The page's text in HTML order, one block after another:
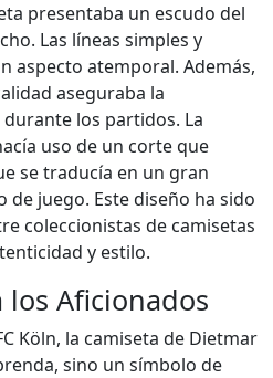
presentaba un escudo del
Las líneas simples y
aspecto atemporal. Además,
aseguraba la
los partidos. La
uso de un corte que
se traducía en un gran
juego. Este diseño ha sido
coleccionistas de camisetas
y estilo.
Aficionados
Köln, la camiseta de Dietmar
sino un símbolo de